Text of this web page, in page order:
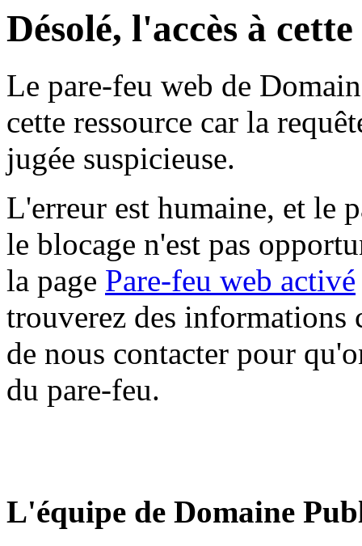
Désolé, l'accès à
Le pare-feu web de
cette ressource car la
jugée suspicieuse.
L'erreur est humaine, et le
le blocage n'est pas
la page Pare-feu web activé
trouverez des informations
de nous contacter pour
du pare-feu.
L'équipe de Domaine